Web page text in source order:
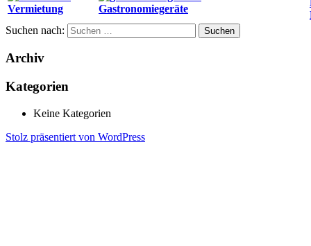
Vermietung Gastronomiegeräte
Suchen nach:
Archiv
Kategorien
Keine Kategorien
Stolz präsentiert von WordPress